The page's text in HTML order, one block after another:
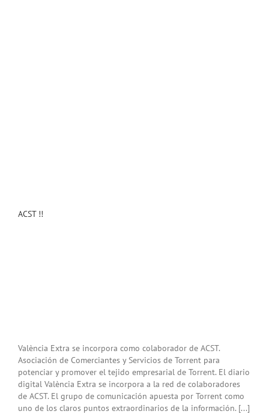
ACST !!
València Extra se incorpora como colaborador de ACST.
Asociación de Comerciantes y Servicios de Torrent para
potenciar y promover el tejido empresarial de Torrent. El diario
digital València Extra se incorpora a la red de colaboradores
de ACST. El grupo de comunicación apuesta por Torrent como
uno de los claros puntos extraordinarios de la información. [...]